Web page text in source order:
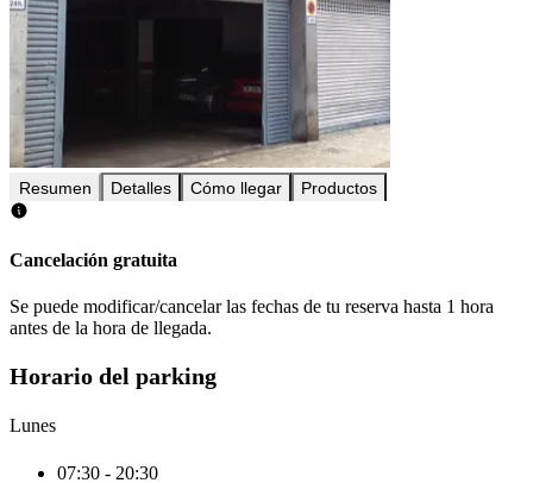
Resumen Detalles Cómo llegar Productos
Cancelación gratuita
Se puede modificar/cancelar las fechas de tu reserva hasta 1 hora
antes de la hora de llegada.
Horario del parking
Lunes
07:30 - 20:30